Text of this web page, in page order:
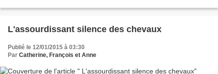
L'assourdissant silence des chevaux
Publié le 12/01/2015 à 03:30
Par Catherine, François et Anne